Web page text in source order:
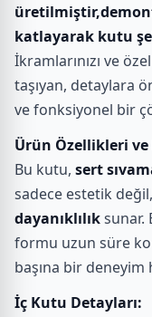
katlayarak kutu
İkramlarınızı ve
taşıyan, detaylara
ve fonksiyonel bir
Ürün Özellikleri
Bu kutu, sert
sadece estetik
dayanıklılıksunar.
formu uzun süre
başına bir deneyim
İç Kutu Detayları: